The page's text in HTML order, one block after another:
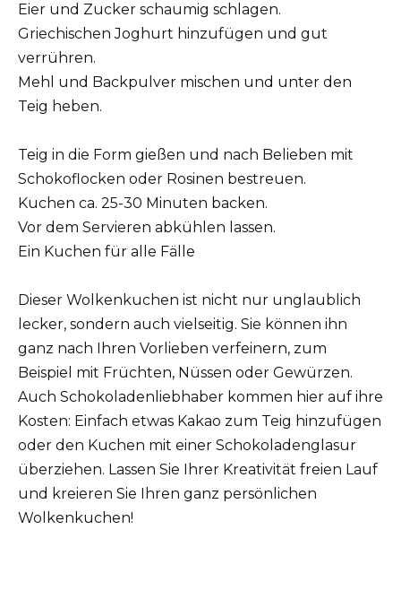
Eier und Zucker schaumig schlagen.
Griechischen Joghurt hinzufügen und gut
verrühren.
Mehl und Backpulver mischen und unter den
Teig heben.
Teig in die Form gießen und nach Belieben mit
Schokoflocken oder Rosinen bestreuen.
Kuchen ca. 25-30 Minuten backen.
Vor dem Servieren abkühlen lassen.
Ein Kuchen für alle Fälle
Dieser Wolkenkuchen ist nicht nur unglaublich
lecker, sondern auch vielseitig. Sie können ihn
ganz nach Ihren Vorlieben verfeinern, zum
Beispiel mit Früchten, Nüssen oder Gewürzen.
Auch Schokoladenliebhaber kommen hier auf ihre
Kosten: Einfach etwas Kakao zum Teig hinzufügen
oder den Kuchen mit einer Schokoladenglasur
überziehen. Lassen Sie Ihrer Kreativität freien Lauf
und kreieren Sie Ihren ganz persönlichen
Wolkenkuchen!